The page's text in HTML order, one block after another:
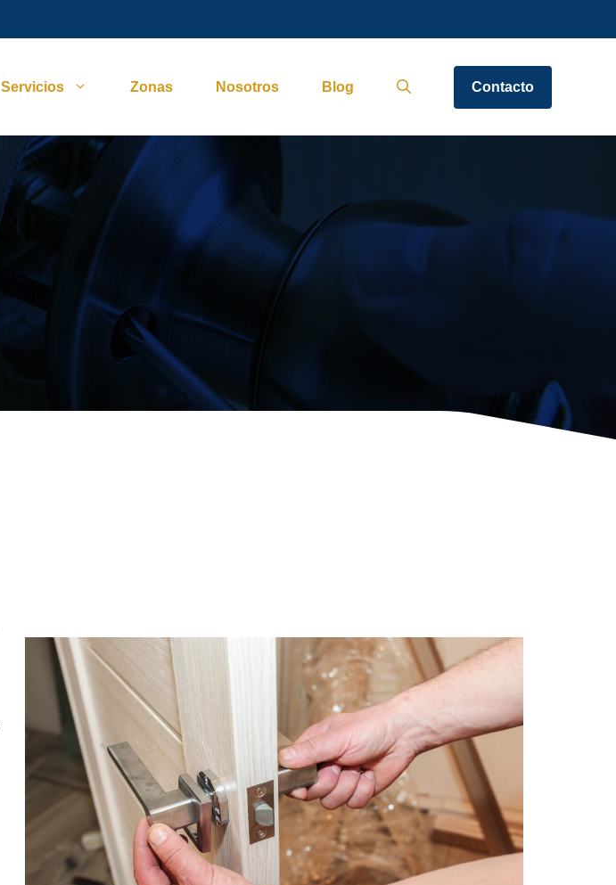
Servicios Zonas Nosotros Blog Contacto